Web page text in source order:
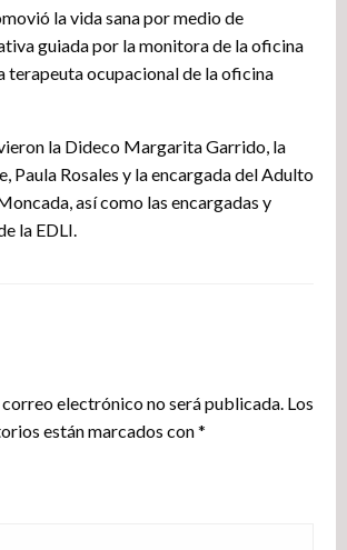
la vida sana por medio de
guiada por la monitora de la oficina
terapeuta ocupacional de la oficina
la Dideco Margarita Garrido, la
Paula Rosales y la encargada del Adulto
así como las encargadas y
la EDLI.
electrónico no será publicada. Los
están marcados con*